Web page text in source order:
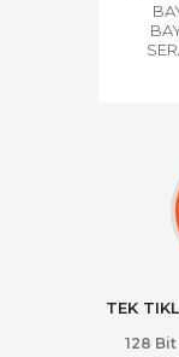
TEK
128